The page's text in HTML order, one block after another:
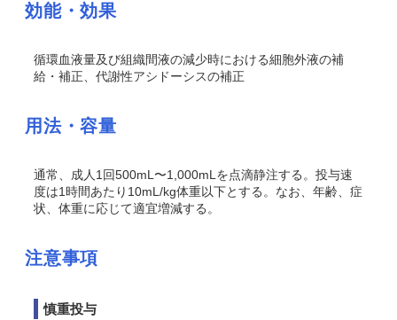
効能・効果
循環血液量及び組織間液の減少時における細胞外液の補
給・補正、代謝性アシドーシスの補正
用法・容量
通常、成人1回500mL〜1,000mLを点滴静注する。投与速
度は1時間あたり10mL/kg体重以下とする。なお、年齢、症
状、体重に応じて適宜増減する。
注意事項
慎重投与